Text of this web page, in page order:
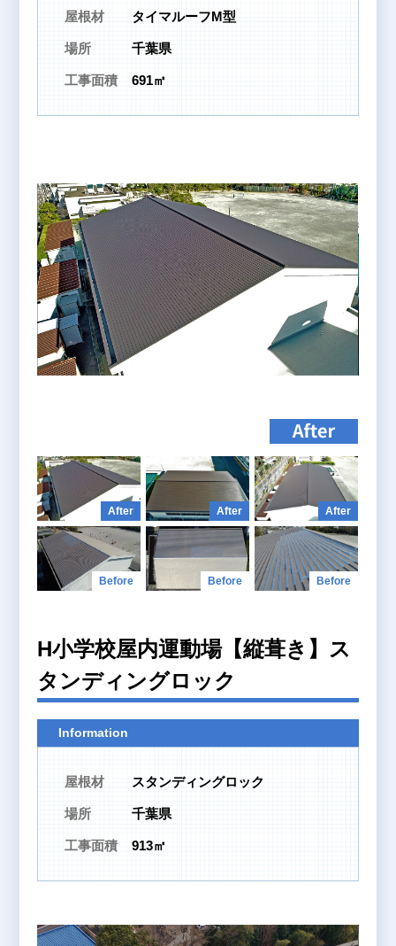
屋根材 タイマルーフM型
場所 千葉県
工事面積 691㎡
H小学校屋内運動場【縦葺き】ス
タンディングロック
Information
屋根材 スタンディングロック
場所 千葉県
工事面積 913㎡